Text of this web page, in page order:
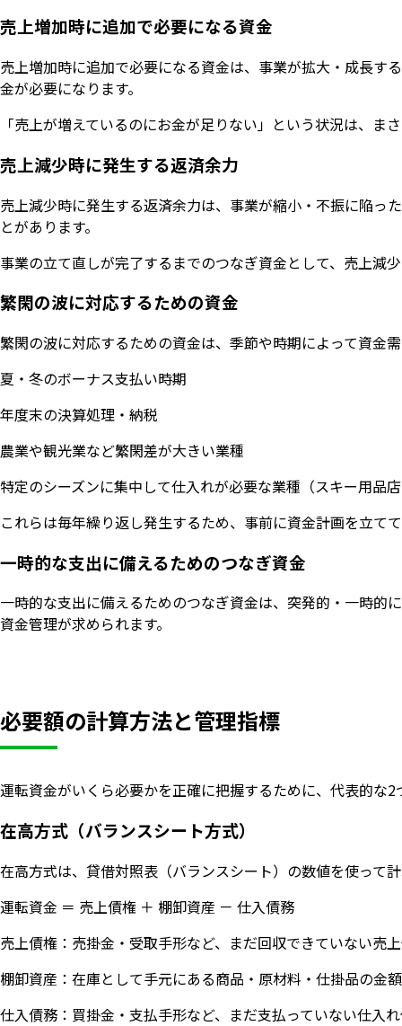
売上増加時に追加で必要になる資金
売上増加時に追加で必要になる資金は、事業が拡大・成長す
金が必要になります。
「売上が増えているのにお金が足りない」という状況は、
売上減少時に発生する返済余力
売上減少時に発生する返済余力は、事業が縮小・不振に陥っ
とがあります。
事業の立て直しが完了するまでのつなぎ資金として、売上減
繁閑の波に対応するための資金
繁閑の波に対応するための資金は、季節や時期によって資金
夏・冬のボーナス支払い時期
年度末の決算処理・納税
農業や観光業など繁閑差が大きい業種
特定のシーズンに集中して仕入れが必要な業種（スキー用品
これらは毎年繰り返し発生するため、事前に資金計画を立て
一時的な支出に備えるためのつなぎ資金
一時的な支出に備えるためのつなぎ資金は、突発的・一時的
資金管理が求められます。
必要額の計算方法と管理指標
運転資金がいくら必要かを正確に把握するために、代表的な
在高方式（バランスシート方式）
在高方式は、貸借対照表（バランスシート）の数値を使って
運転資金 ＝ 売上債権 ＋ 棚卸資産 － 仕入債務
売上債権：売掛金・受取手形など、まだ回収できていない売
棚卸資産：在庫として手元にある商品・原材料・仕掛品の金額
仕入債務：買掛金・支払手形など、まだ支払っていない仕入